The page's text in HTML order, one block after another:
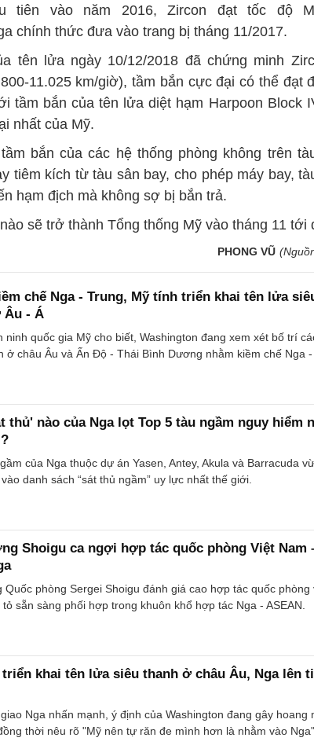
tiên vào năm 2016, Zircon đạt tốc độ
chính thức đưa vào trang bị tháng 11/2017.
tên lửa ngày 10/12/2018 đã chứng minh
11.025 km/giờ), tầm bắn cực đại có thể đạt
tầm bắn của tên lửa diệt hạm Harpoon Block
nhất của Mỹ.
bắn của các hệ thống phòng không trên
tiêm kích từ tàu sân bay, cho phép máy bay,
hạm địch mà không sợ bị bắn trả.
sẽ trở thành Tổng thống Mỹ vào tháng 11 tới
PHONG VŨ
chế Nga - Trung, Mỹ tính triển khai tên lửa
Âu - Á
ninh quốc gia Mỹ cho biết, Washington đang xem xét bố trí
ở châu Âu và Ấn Độ - Thái Bình Dương nhằm kiềm chế Nga -
thủ' nào của Nga lọt Top 5 tàu ngầm nguy hiểm
của Nga thuộc dự án Yasen, Antey, Akula và Barracuda
danh sách “sát thủ ngầm” uy lực nhất thế giới.
Shoigu ca ngợi hợp tác quốc phòng Việt Nam
Quốc phòng Sergei Shoigu đánh giá cao hợp tác quốc phòng
tỏ sẵn sàng phối hợp trong khuôn khổ hợp tác Nga - ASEAN.
khai tên lửa siêu thanh ở châu Âu, Nga lên
Nga nhấn mạnh, ý định của Washington đang gây hoang
thời nêu rõ "Mỹ nên tự răn đe mình hơn là nhằm vào Nga".